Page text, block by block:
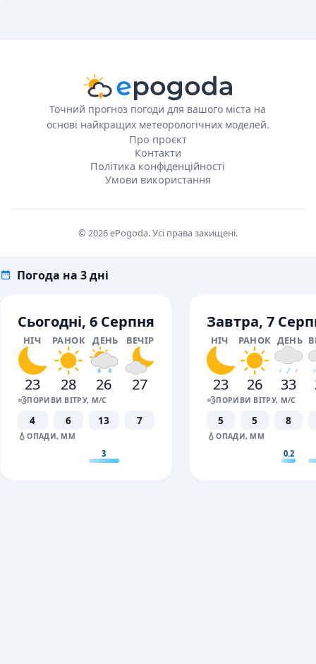
Точний прогноз погоди для вашого міста на
основі найкращих метеорологічних моделей.
Про проєкт
Контакти
Політика конфіденційності
Умови використання
© 2026 ePogoda. Усі права захищені.
Погода на 3 дні
Сьогодні, 6 Серпня
НІЧ РАНОК ДЕНЬ ВЕЧІР
23 28 26 27
💨ПОРИВИ ВІТРУ, М/С
4 6 13 7
💧ОПАДИ, ММ
3
Завтра, 7
НІЧ РАНОК ДЕНЬ
23 26 33
💨ПОРИВИ ВІТРУ, М/С
5 5 8
💧ОПАДИ, ММ
0.2